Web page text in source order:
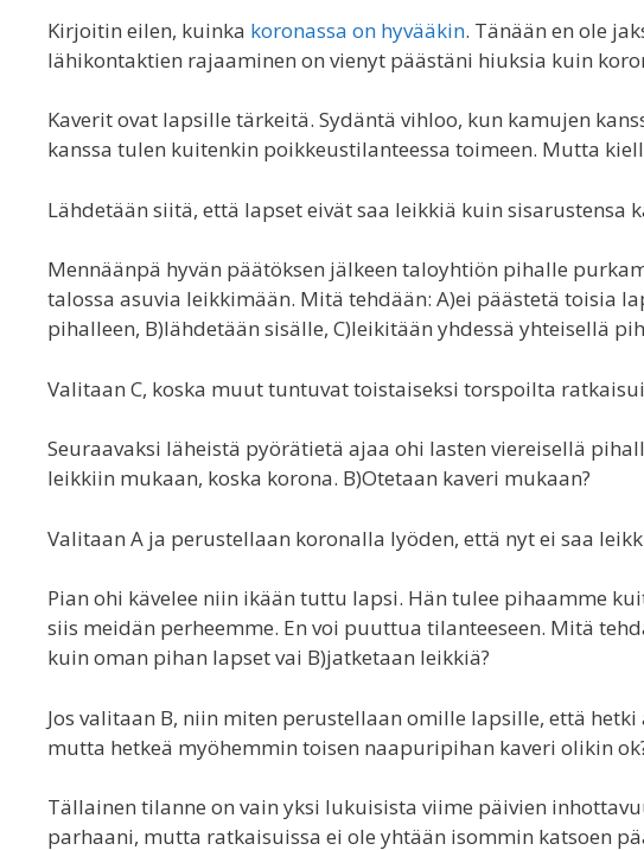
Kirjoitin eilen, kuinka koronassa on hyvääkin. Tänään en ole
lähikontaktien rajaaminen on vienyt päästäni hiuksia kuin
Kaverit ovat lapsille tärkeitä. Sydäntä vihloo, kun kamujen
kanssa tulen kuitenkin poikkeustilanteessa toimeen. Mutta
Lähdetään siitä, että lapset eivät saa leikkiä kuin sisarustensa
Mennäänpä hyvän päätöksen jälkeen taloyhtiön pihalle
talossa asuvia leikkimään. Mitä tehdään: A)ei päästetä toisia
pihalleen, B)lähdetään sisälle, C)leikitään yhdessä yhteisellä
Valitaan C, koska muut tuntuvat toistaiseksi torspoilta
Seuraavaksi läheistä pyörätietä ajaa ohi lasten viereisellä
leikkiin mukaan, koska korona. B)Otetaan kaveri mukaan?
Valitaan A ja perustellaan koronalla lyöden, että nyt ei saa
Pian ohi kävelee niin ikään tuttu lapsi. Hän tulee pihaamme
siis meidän perheemme. En voi puuttua tilanteeseen. Mitä
kuin oman pihan lapset vai B)jatketaan leikkiä?
Jos valitaan B, niin miten perustellaan omille lapsille, että
mutta hetkeä myöhemmin toisen naapuripihan kaveri olikin
Tällainen tilanne on vain yksi lukuisista viime päivien
parhaani, mutta ratkaisuissa ei ole yhtään isommin katsoen